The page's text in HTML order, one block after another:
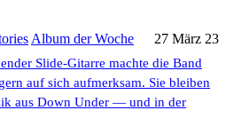
Album der Woche 27 März 23
Slide-Gitarre machte die Band
auf sich aufmerksam. Sie bleiben
aus Down Under — und in der